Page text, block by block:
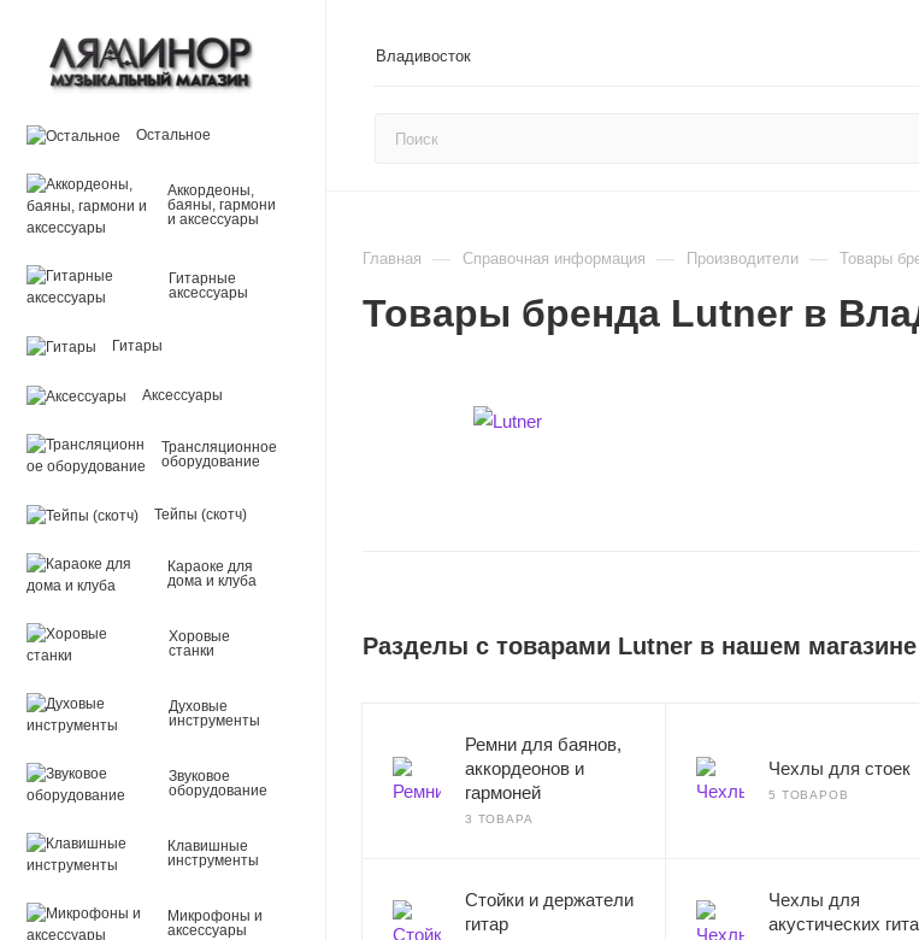
Владивосток
Остальное
Аккордеоны,
баяны, гармони
и аксессуары
Гитарные
аксессуары
Гитары
Аксессуары
Трансляционное
оборудование
Тейпы (скотч)
Караоке для
дома и клуба
Хоровые
станки
Духовые
инструменты
Звуковое
оборудование
Клавишные
инструменты
Микрофоны и
аксессуары
Главная — Справочная информация — Производители — Товары
Товары бренда Lutner в
Разделы с товарами Lutner в нашем магазине
Ремни для баянов,
аккордеонов и
гармоней
3 ТОВАРА
Чехлы для стоек
5 ТОВАРОВ
Стойки и держатели
гитар
Чехлы для
акустических